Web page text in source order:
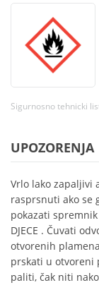
Sigurnosno tehnicki
UPOZORENJA
Vrlo lako zapaljivi
rasprsnuti ako se
pokazati spremnik
DJECE . Čuvati
otvorenih
prskati u
paliti, čak niti